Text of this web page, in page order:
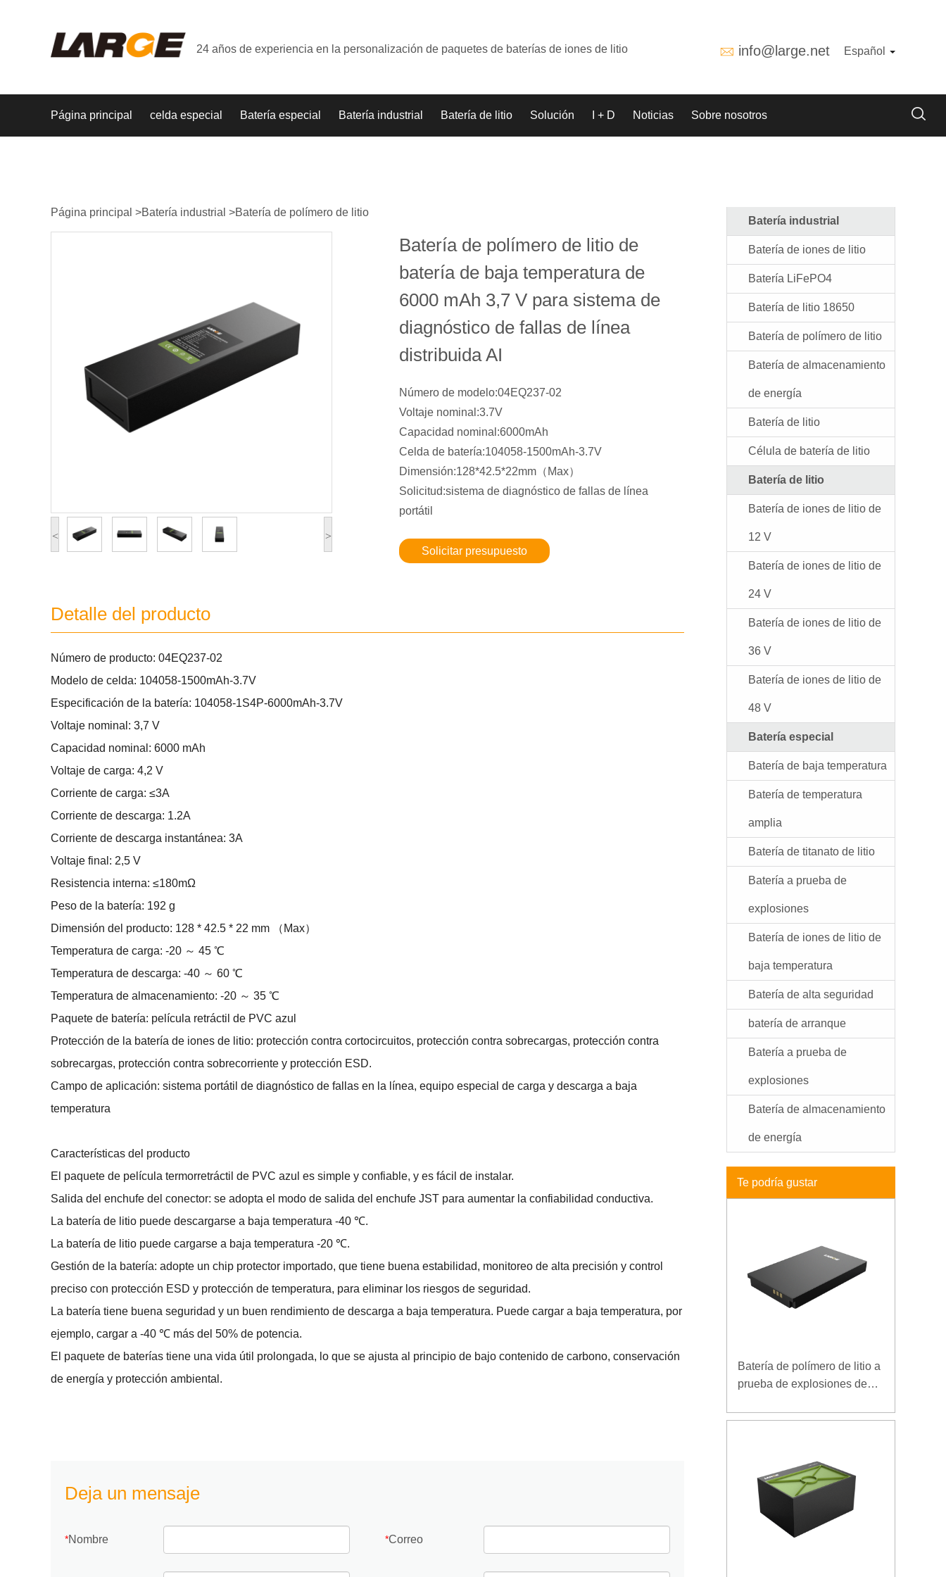
24 años de experiencia en la personalización de paquetes de baterías de iones de litio info@large.net Español
Página principal celda especial Batería especial Batería industrial Batería de litio Solución I + D Noticias Sobre nosotros
Página principal >Batería industrial >Batería de polímero de litio
Batería de polímero de litio de
batería de baja temperatura de
6000 mAh 3,7 V para sistema de
diagnóstico de fallas de línea
distribuida AI
Número de modelo:04EQ237-02
Voltaje nominal:3.7V
Capacidad nominal:6000mAh
Celda de batería:104058-1500mAh-3.7V
Dimensión:128*42.5*22mm（Max）
Solicitud:sistema de diagnóstico de fallas de línea
portátil
Solicitar presupuesto
< >
Detalle del producto
Número de producto: 04EQ237-02
Modelo de celda: 104058-1500mAh-3.7V
Especificación de la batería: 104058-1S4P-6000mAh-3.7V
Voltaje nominal: 3,7 V
Capacidad nominal: 6000 mAh
Voltaje de carga: 4,2 V
Corriente de carga: ≤3A
Corriente de descarga: 1.2A
Corriente de descarga instantánea: 3A
Voltaje final: 2,5 V
Resistencia interna: ≤180mΩ
Peso de la batería: 192 g
Dimensión del producto: 128 * 42.5 * 22 mm （Max）
Temperatura de carga: -20 ～ 45 ℃
Temperatura de descarga: -40 ～ 60 ℃
Temperatura de almacenamiento: -20 ～ 35 ℃
Paquete de batería: película retráctil de PVC azul
Protección de la batería de iones de litio: protección contra cortocircuitos, protección contra sobrecargas, protección contra
sobrecargas, protección contra sobrecorriente y protección ESD.
Campo de aplicación: sistema portátil de diagnóstico de fallas en la línea, equipo especial de carga y descarga a baja
temperatura
Características del producto
El paquete de película termorretráctil de PVC azul es simple y confiable, y es fácil de instalar.
Salida del enchufe del conector: se adopta el modo de salida del enchufe JST para aumentar la confiabilidad conductiva.
La batería de litio puede descargarse a baja temperatura -40 ℃.
La batería de litio puede cargarse a baja temperatura -20 ℃.
Gestión de la batería: adopte un chip protector importado, que tiene buena estabilidad, monitoreo de alta precisión y control
preciso con protección ESD y protección de temperatura, para eliminar los riesgos de seguridad.
La batería tiene buena seguridad y un buen rendimiento de descarga a baja temperatura. Puede cargar a baja temperatura, por
ejemplo, cargar a -40 ℃ más del 50% de potencia.
El paquete de baterías tiene una vida útil prolongada, lo que se ajusta al principio de bajo contenido de carbono, conservación
de energía y protección ambiental.
Deja un mensaje
*Nombre *Correo
Batería industrial
Batería de iones de litio
Batería LiFePO4
Batería de litio 18650
Batería de polímero de litio
Batería de almacenamiento
de energía
Batería de litio
Célula de batería de litio
Batería de litio
Batería de iones de litio de
12 V
Batería de iones de litio de
24 V
Batería de iones de litio de
36 V
Batería de iones de litio de
48 V
Batería especial
Batería de baja temperatura
Batería de temperatura
amplia
Batería de titanato de litio
Batería a prueba de
explosiones
Batería de iones de litio de
baja temperatura
Batería de alta seguridad
batería de arranque
Batería a prueba de
explosiones
Batería de almacenamiento
de energía
Te podría gustar
Batería de polímero de litio a
prueba de explosiones de
móvil especial